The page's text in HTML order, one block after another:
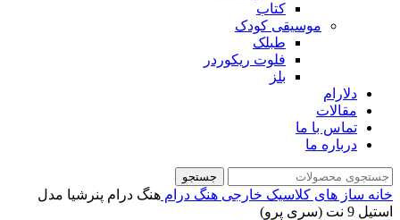
کتاب
موسیقی کودک
طبلک
فلوت ریکوردر
بلز
دلارام
مقالات
تماس با ما
درباره ما
جستجو
خانه ساز های کلاسیک خارجی هنگ درام هنگ درام پنرشیا مدل
استیل 9 نت (سری پرو)